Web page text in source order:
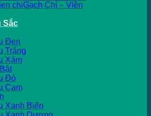
Gạch Chỉ – Viền
Sắc
Đen
Trắng
Xám
Đỏ
Cam
Xanh Biển